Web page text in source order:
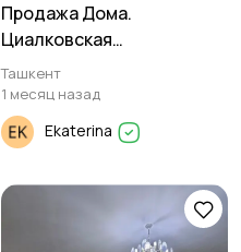
Продажа Дома.
Циалковская
Археологическая.
Ташкент
1 месяц назад
Ekaterina